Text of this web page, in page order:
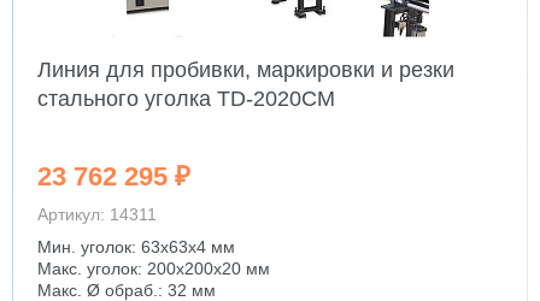
Линия для пробивки, маркировки и резки
стального уголка TD-2020CM
23 762 295 ₽
Артикул: 14311
Мин. уголок: 63x63x4 мм
Макс. уголок: 200x200x20 мм
Макс. Ø обраб.: 32 мм